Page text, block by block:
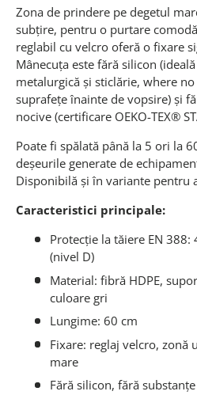
Zona de prindere pe degetul
subțire, pentru o purtare
reglabil cu velcro oferă o fixare
Mânecuța este fără silicon
metalurgică şi sticlărie, where
suprafețe înainte de vopsire) și
nocive (certificare OEKO-TEX®
Poate fi spălată până la 5 ori la
deșeurile generate de
Disponibilă şi în variante pentru
Caracteristici principale:
Protecție la tăiere EN 388:
(nivel D)
Material: fibră HDPE,
culoare gri
Lungime: 60 cm
Fixare: reglaj velcro, zonă
mare
Fără silicon, fără